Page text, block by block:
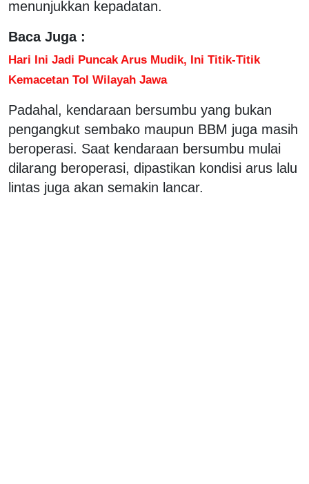
menunjukkan kepadatan.
Baca Juga :
Hari Ini Jadi Puncak Arus Mudik, Ini Titik-Titik
Kemacetan Tol Wilayah Jawa
Padahal, kendaraan bersumbu yang bukan
pengangkut sembako maupun BBM juga masih
beroperasi. Saat kendaraan bersumbu mulai
dilarang beroperasi, dipastikan kondisi arus lalu
lintas juga akan semakin lancar.